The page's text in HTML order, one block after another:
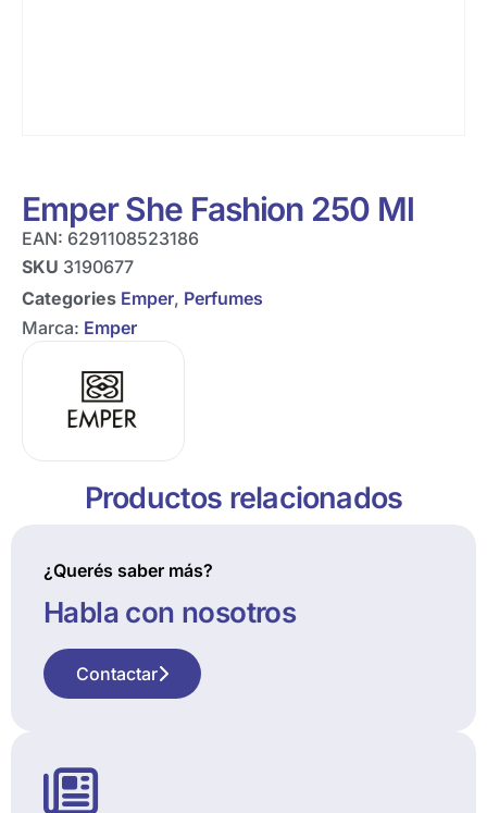
Emper She Fashion 250 Ml
EAN: 6291108523186
SKU 3190677
Categories Emper, Perfumes
Marca: Emper
Productos relacionados
¿Querés saber más?
Habla con nosotros
Contactar